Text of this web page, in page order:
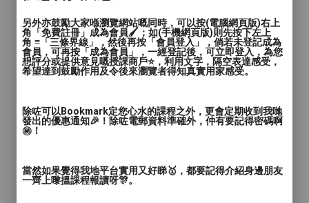
另外亦鼓勵大家喺瀏覽網站嘅同時，可以按(電腦網頁版)右上
角「免費註冊」成為會員🖌️；如(手機網頁版)則先按下左上
角 ≡「三條界線」，然後再按「會員登入」，倘若未登記成為
會員，可再按「成為會員」，一經登記後，可立即登入，為您
想評分或提供意見嘅授課商戶⭐️，利用文字，隔空表達感受，
希望達到鼓勵作用及令後來瀏覽者得知真實用家感受。
除咗可以Bookmark定您心水的課程之外，更會定期收到我哋
發出的優惠通知🎉！除咗電郵資料準確外，仲有要記得密碼啊
㊙️！
當然如果覺得我地平台實用又好睇🥇，都要記得介紹身邊朋友
一齊上嚟搵課程報讀呀🎊。